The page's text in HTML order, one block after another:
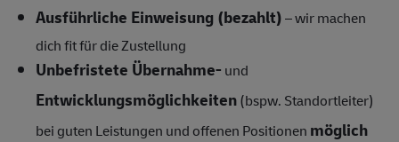
Ausführliche Einweisung (bezahlt)– wir machen
dich fit für die Zustellung
Unbefristete Übernahme- und
Entwicklungsmöglichkeiten(bspw. Standortleiter)
bei guten Leistungen und offenen Positionen möglich